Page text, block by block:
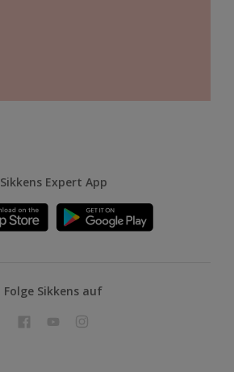
Sikkens Expert App
Folge Sikkens auf